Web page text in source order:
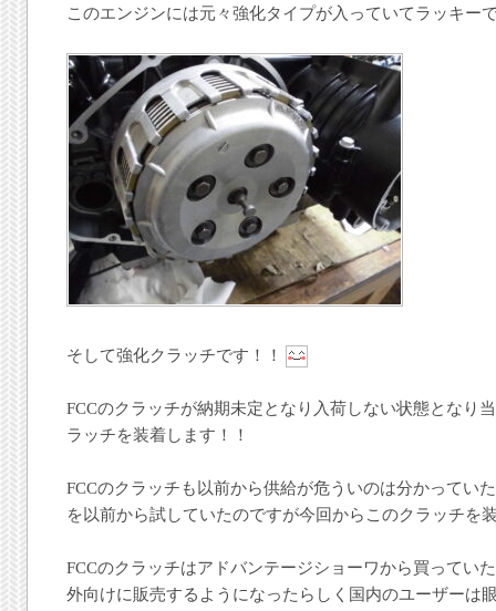
このエンジンには元々強化タイプが入っていてラッキー
そして強化クラッチです！！
FCCのクラッチが納期未定となり入荷しない状態となり
ラッチを装着します！！
FCCのクラッチも以前から供給が危ういのは分かってい
を以前から試していたのですが今回からこのクラッチを
FCCのクラッチはアドバンテージショーワから買ってい
外向けに販売するようになったらしく国内のユーザーは